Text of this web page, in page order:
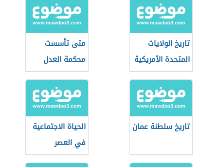
تاريخ الولايات
المتحدة الأمريكية
متى تأسست
محكمة العدل
الدولية
تاريخ سلطنة عمان
الحياة الاجتماعية
في العصر
العباسي